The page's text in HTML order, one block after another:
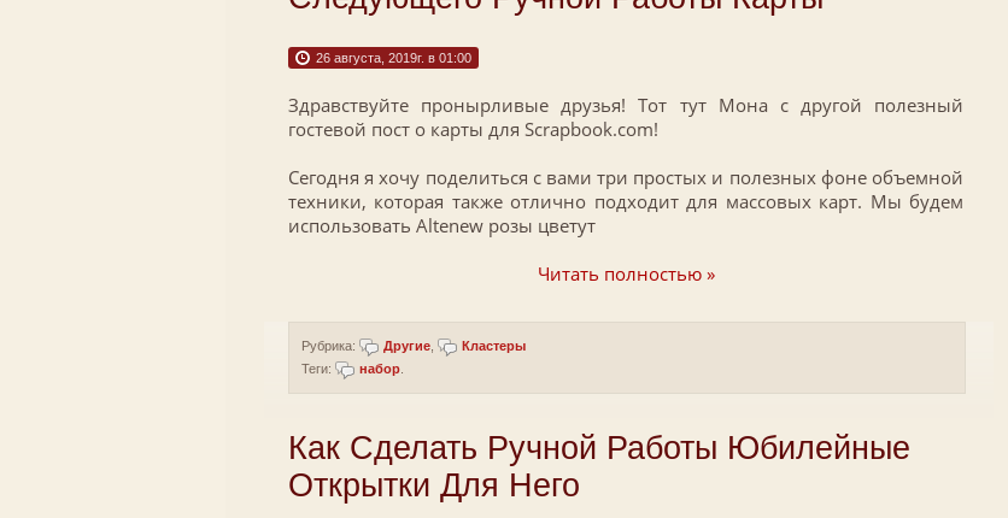
26 августа, 2019г. в 01:00
Здравствуйте пронырливые друзья! Тот тут Мона с другой полезный
гостевой пост о карты для Scrapbook.com!
Сегодня я хочу поделиться с вами три простых и полезных фоне объемной
техники, которая также отлично подходит для массовых карт. Мы будем
использовать Altenew розы цветут
Читать полностью »
Рубрика: Другие
Кластеры
Теги:
набор
Как Сделать Ручной Работы Юбилейные
Открытки Для Него